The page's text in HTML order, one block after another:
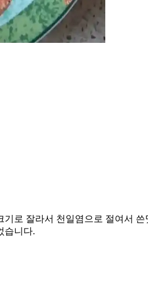
로 잘라서 천일염으로 절여서
습니다.